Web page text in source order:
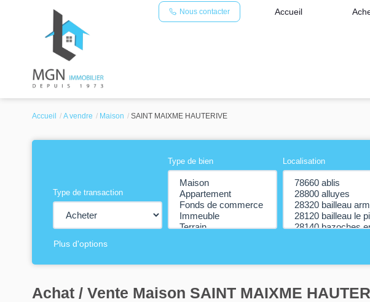
Nous contacter Accueil
Accueil A vendre Maison SAINT MAIXME HAUTERIVE
Type de transaction
Type de bien Localisation
Plus d'options
Achat / Vente Maison SAINT MAIXME